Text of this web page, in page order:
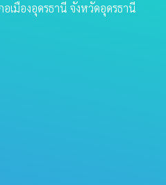
มืองอุดรธานี จังหวัดอุดรธานี